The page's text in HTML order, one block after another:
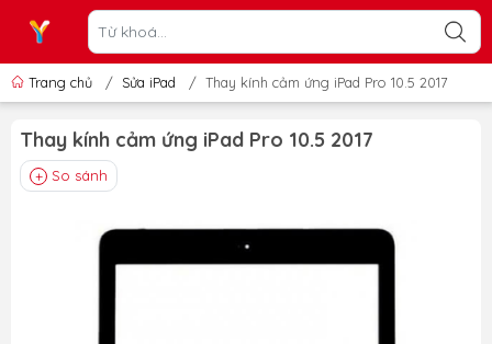
Trang chủ / Sửa iPad / Thay kính cảm ứng iPad Pro 10.5 2017
Thay kính cảm ứng iPad Pro 10.5 2017
So sánh